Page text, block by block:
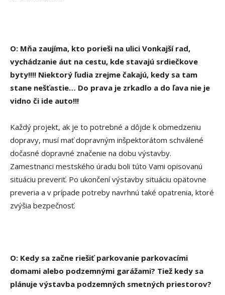
O: Mňa zaujíma, kto porieši na ulici Vonkajší rad,
vychádzanie áut na cestu, kde stavajú srdiečkove
byty!!!! Niektorý ľudia zrejme čakajú, kedy sa tam
stane nešťastie… Do prava je zrkadlo a do ľava nie je
vidno či ide auto!!!
Každý projekt, ak je to potrebné a dôjde k obmedzeniu
dopravy, musí mať dopravným inšpektorátom schválené
dočasné dopravné značenie na dobu výstavby.
Zamestnanci mestského úradu boli túto Vami opisovanú
situáciu preveriť. Po ukončení výstavby situáciu opätovne
preveria a v prípade potreby navrhnú také opatrenia, ktoré
zvýšia bezpečnosť.
O: Kedy sa začne riešiť parkovanie parkovacími
domami alebo podzemnými garážami? Tiež kedy sa
plánuje výstavba podzemných smetných priestorov?